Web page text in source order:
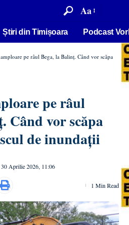
Aa
Știri din Timișoara Podcast
pe râul Bega, la Balinț. Când vor scăpa
pe râul
Când vor scăpa
de inundații
30 Aprilie 2026, 11:06
1 Min Read